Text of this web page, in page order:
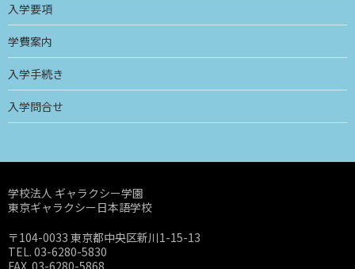
入学要項
学費案内
入学手続き
入学問合せ
学校法人 ギャラクシー学園
東京ギャラクシー日本語学校
〒104-0033 東京都中央区新川1-15-13
TEL. 03-6280-5830